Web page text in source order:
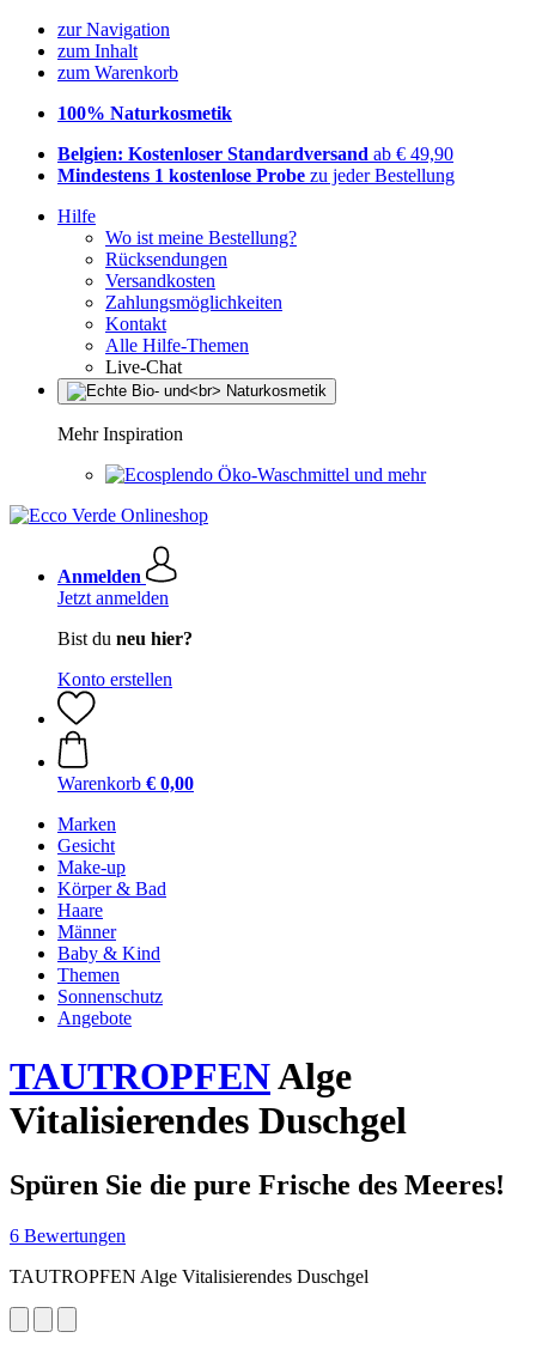
zur Navigation
zum Inhalt
zum Warenkorb
100% Naturkosmetik
Belgien: Kostenloser Standardversand ab € 49,90
Mindestens 1 kostenlose Probe zu jeder Bestellung
Hilfe
Wo ist meine Bestellung?
Rücksendungen
Versandkosten
Zahlungsmöglichkeiten
Kontakt
Alle Hilfe-Themen
Live-Chat
Mehr Inspiration
Öko-Waschmittel und mehr
Anmelden
Jetzt anmelden
Bist du neu hier?
Konto erstellen
Warenkorb € 0,00
Marken
Gesicht
Make-up
Körper & Bad
Haare
Männer
Baby & Kind
Themen
Sonnenschutz
Angebote
TAUTROPFENAlge
Vitalisierendes Duschgel
Spüren Sie die pure Frische des Meeres!
6 Bewertungen
TAUTROPFEN Alge Vitalisierendes Duschgel